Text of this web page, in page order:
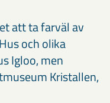
att ta farväl av
och olika
Igloo, men
Kristallen,